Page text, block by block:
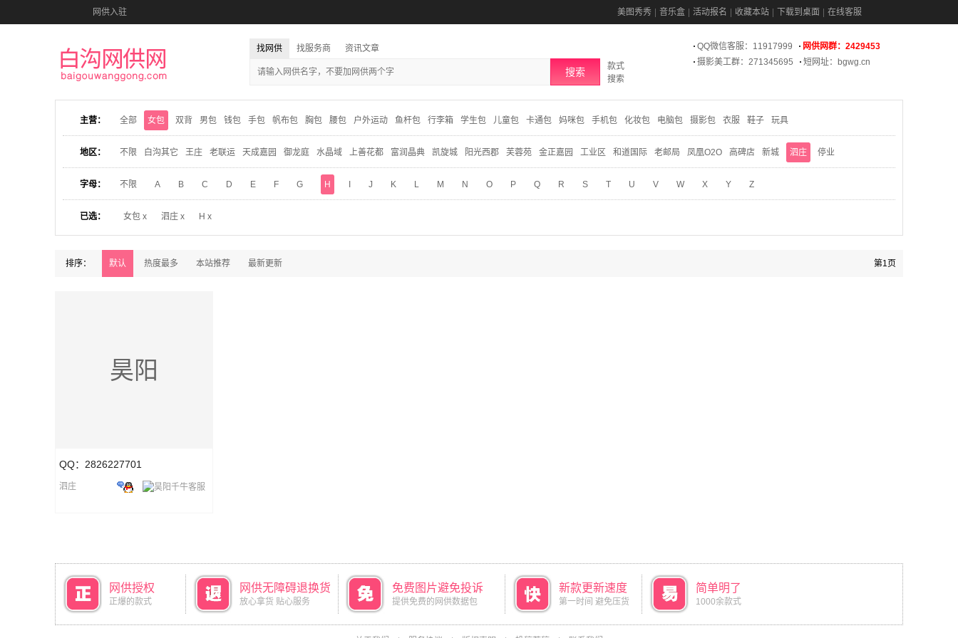
网供入驻 美图秀秀 音乐盒 活动报名 收藏本站 下载到桌面 在线客服
找网供 找服务商 资讯文章
搜索
款式
搜索
QQ微信客服：11917999
网供网群：2429453
摄影美工群：271345695
短网址：bgwg.cn
主营： 全部 女包 双背 男包 钱包 手包 帆布包 胸包 腰包 户外运动 鱼杆包 行李箱 学生包 儿童包 卡通包 妈咪包 手机包 化妆包 电脑包 摄影包 衣服 鞋子 玩具
地区： 不限 白沟其它 王庄 老联运 天成嘉园 御龙庭 水晶域 上善花都 富润晶典 凯旋城 阳光西郡 芙蓉苑 金正嘉园 工业区 和道国际 老邮局 凤凰O2O 高碑店 新城 泗庄 停业
字母： 不限 A B C D E F G H J K L M N O P Q R S T U V W X Y Z
已选： 女包 x 泗庄 x H x
排序： 默认 热度最多 本站推荐 最新更新 第1页
昊阳
QQ：2826227701
泗庄
网供授权
正爆的款式
网供无障碍退换货
放心拿货 贴心服务
免费图片避免投诉
提供免费的网供数据包
新款更新速度
第一时间 避免压货
简单明了
1000余款式